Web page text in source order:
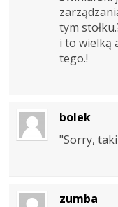
tym
i to wielką
tego.!
bolek
"Sorry,
zumba